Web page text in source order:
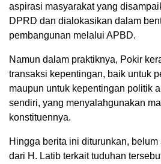
aspirasi masyarakat yang
DPRD dan dialokasikan dalam
pembangunan melalui APBD.
Namun dalam praktiknya, Pokir
transaksi kepentingan, baik untuk
maupun untuk kepentingan politik
sendiri, yang menyalahgunakan
konstituennya.
Hingga berita ini diturunkan,
dari H. Latib terkait tuduhan